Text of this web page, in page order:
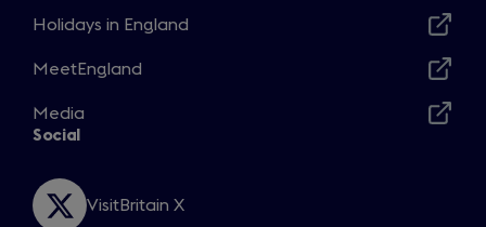
in
new
Holidays in England
in
new
window
MeetEngland
in
a
window
Media
Opens
new
Social
VisitBritain X
Opens